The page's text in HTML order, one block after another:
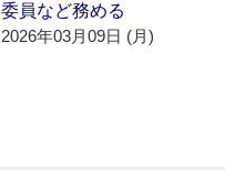
委員など務める
2026年03月09日 (月)